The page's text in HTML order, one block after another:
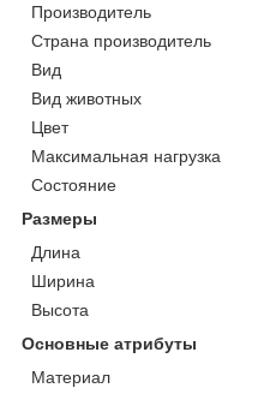
Производитель
Страна производитель
Вид
Вид животных
Цвет
Максимальная нагрузка
Состояние
Размеры
Длина
Ширина
Высота
Основные атрибуты
Материал